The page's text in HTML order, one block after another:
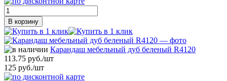
В корзину
Карандаш мебельный дуб беленый R4120
113.75 руб./шт
125 руб./шт